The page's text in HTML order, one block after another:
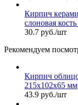
Кирпич
слоновая
30.7 руб./шт
Рекомендуем
Кирпич
215х102х65 мм
43.9 руб./шт